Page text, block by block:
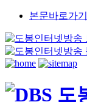
본문바로가기